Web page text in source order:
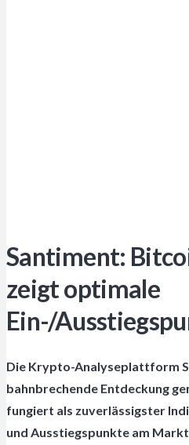
Santiment:
zeigt optimale
Ein-/
Die Krypto-Analyseplattform
bahnbrechende Entdeckung
fungiert als zuverlässigster
und Ausstiegspunkte am